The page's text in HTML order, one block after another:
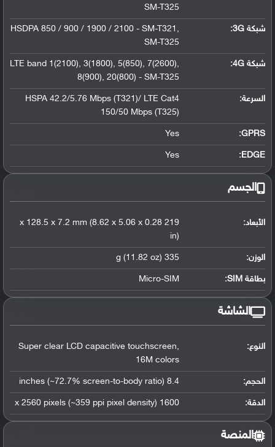
SM-T325
شبكة 3G :
HSDPA 850 / 900 / 1900 / 2100 - SM-T321,
SM-T325
شبكة 4G :
LTE band 1(2100), 3(1800), 5(850), 7(2600),
8(900), 20(800) - SM-T325
السرعة:
HSPA 42.2/5.76 Mbps (T321)/ LTE Cat4
150/50 Mbps (T325)
GPRS:
Yes
EDGE:
Yes
الجسم
الأبعاد:
219 x 128.5 x 7.2 mm (8.62 x 5.06 x 0.28
in)
الوزن: 335 g (11.82 oz)
بطاقة SIM: Micro-SIM
الشاشة
النوع:
Super clear LCD capacitive touchscreen,
16M colors
الحجم: 8.4 inches (~72.7% screen-to-body ratio)
الدقة: 1600 x 2560 pixels (~359 ppi pixel density)
المنصة